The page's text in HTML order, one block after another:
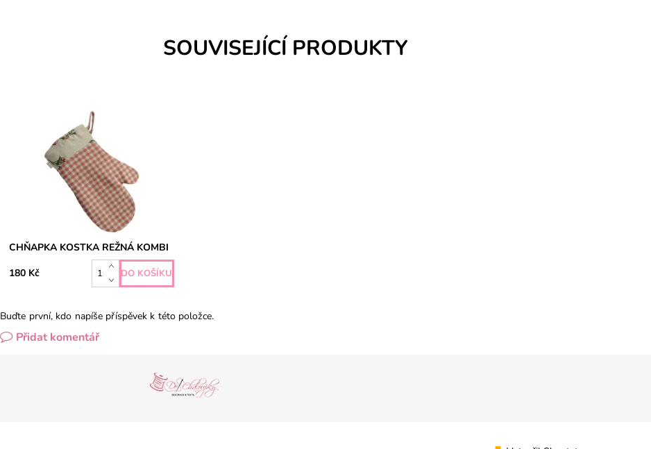
SOUVISEJÍCÍ PRODUKTY
Praktická kuchyňská chňapka pomůže
i s tou nejnáročnější hostinou, a navíc
ochrání vaše ruce před nechtěným
popálením. Vnitřní izolační vrstva...
CHŇAPKA KOSTKA REŽNÁ KOMBI
180 Kč
Buďte první, kdo napíše příspěvek k této položce.
Přidat komentář